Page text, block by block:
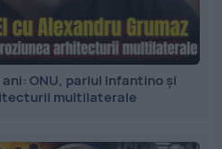
ONU, pariul Infantino și
multilaterale